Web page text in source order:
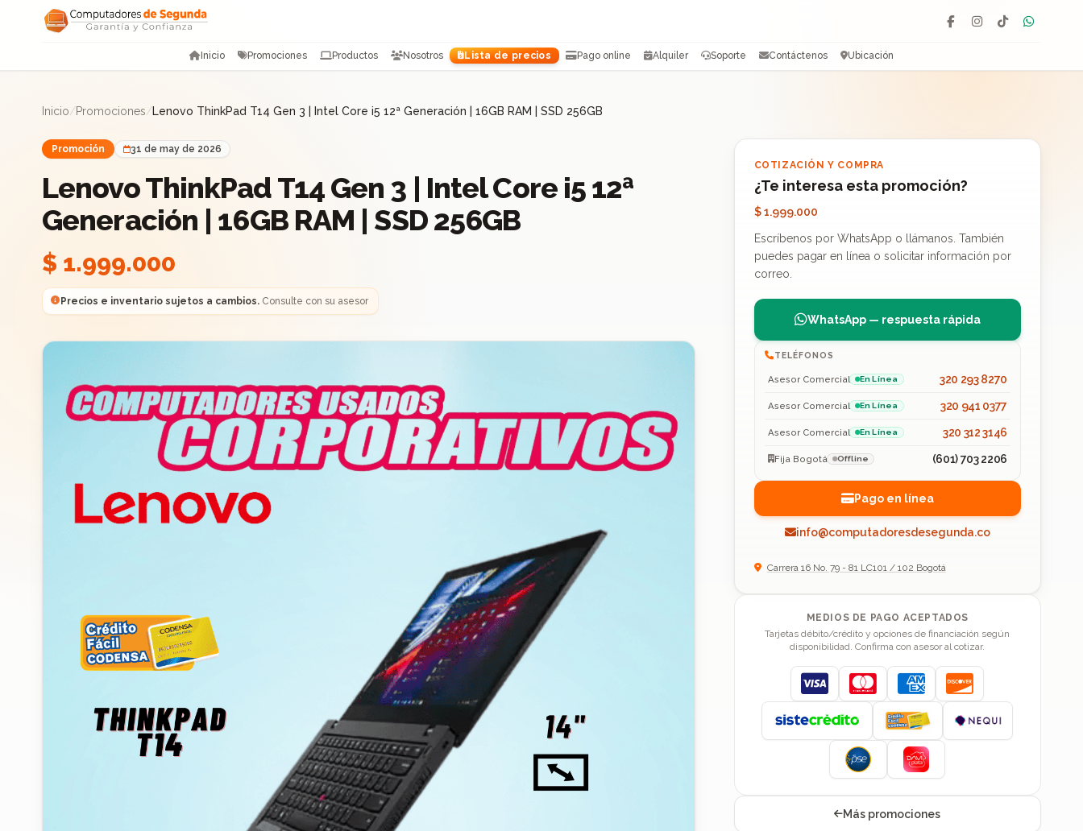
Saltar al contenido
Facebook
Instagram
TikTok
Inicio Promociones Productos Nosotros Lista de precios Pago online Alquiler Soporte Contáctenos Ubicación
Inicio/Promociones/Lenovo ThinkPad T14 Gen 3 | Intel Core i5 12ª Generación | 16GB RAM | SSD 256GB
Promoción 31 de may de 2026
Lenovo ThinkPad T14 Gen 3 | Intel Core i5 12ª
Generación | 16GB RAM | SSD 256GB
$ 1.999.000
Precios e inventario sujetos a cambios.Consulte con su asesor
COTIZACIÓN Y COMPRA
¿Te interesa esta promoción?
$ 1.999.000
Escríbenos por WhatsApp o llámanos. También
puedes pagar en línea o solicitar información por
correo.
WhatsApp — respuesta rápida
TELÉFONOS
Asesor Comercial En Línea 320 293 8270
Asesor Comercial En Línea 320 941 0377
Asesor Comercial En Línea 320 312 3146
Fija Bogotá Offline (601) 703 2206
Pago en línea
info@computadoresdesegunda.co
Carrera 16 No. 79 - 81 LC101 / 102 Bogotá
MEDIOS DE PAGO ACEPTADOS
Tarjetas débito/crédito y opciones de financiación según
disponibilidad. Confirma con asesor al cotizar.
Visa MastercardAmerican Express
Discover
Más promociones